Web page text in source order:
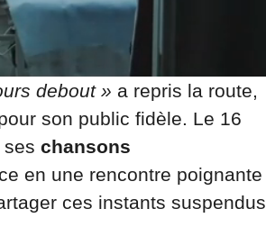
debout » a repris la route,
son public fidèle. Le 16
ses chansons
en une rencontre poignante
ces instants suspendus